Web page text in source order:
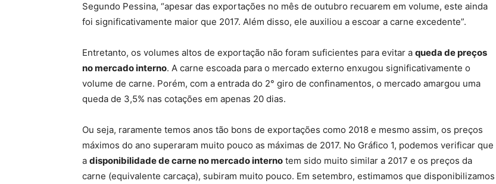
Segundo Pessina, “apesar das exportações no mês de outubro recuarem em volume, este ainda
foi significativamente maior que 2017. Além disso, ele auxiliou a escoar a carne excedente”.
Entretanto, os volumes altos de exportação não foram suficientes para evitar a queda de preços
no mercado interno. A carne escoada para o mercado externo enxugou significativamente o
volume de carne. Porém, com a entrada do 2° giro de confinamentos, o mercado amargou uma
queda de 3,5% nas cotações em apenas 20 dias.
Ou seja, raramente temos anos tão bons de exportações como 2018 e mesmo assim, os preços
máximos do ano superaram muito pouco as máximas de 2017. No Gráfico 1, podemos verificar que
a disponibilidade de carne no mercado interno tem sido muito similar a 2017 e os preços da
carne (equivalente carcaça), subiram muito pouco. Em setembro, estimamos que disponibilizamos